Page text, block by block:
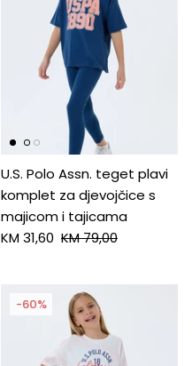
U.S. Polo Assn. teget plavi
komplet za djevojčice s
majicom i tajicama
KM 31,60 KM 79,00
-60%